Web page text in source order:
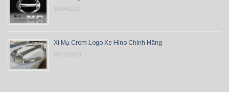
14/06/2021
Xi Mạ Crom Logo Xe Hino Chính Hãng
28/12/2023